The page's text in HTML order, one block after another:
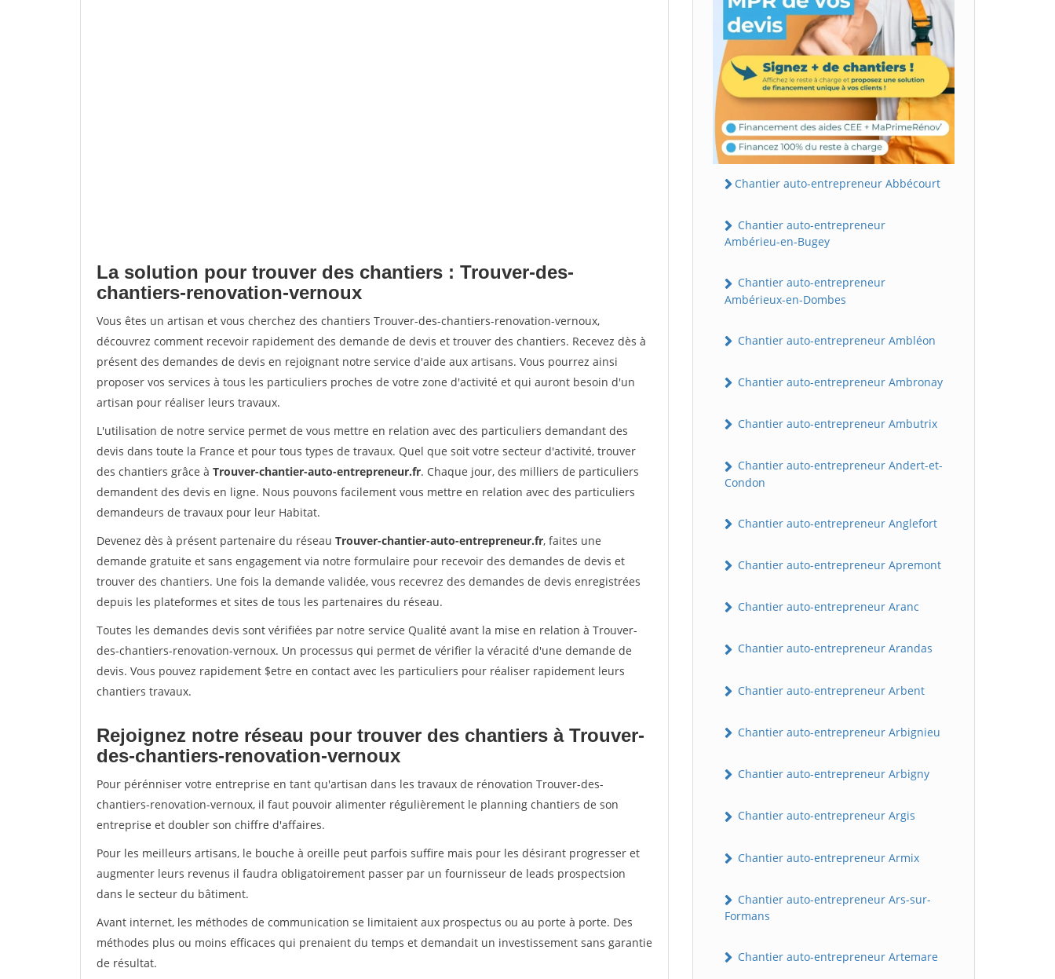
La solution pour trouver des chantiers : Trouver-des-
chantiers-renovation-vernoux
Vous êtes un artisan et vous cherchez des chantiers Trouver-des-chantiers-renovation-vernoux,
découvrez comment recevoir rapidement des demande de devis et trouver des chantiers. Recevez dès à
présent des demandes de devis en rejoignant notre service d'aide aux artisans. Vous pourrez ainsi
proposer vos services à tous les particuliers proches de votre zone d'activité et qui auront besoin d'un
artisan pour réaliser leurs travaux.
L'utilisation de notre service permet de vous mettre en relation avec des particuliers demandant des
devis dans toute la France et pour tous types de travaux. Quel que soit votre secteur d'activité, trouver
des chantiers grâce à Trouver-chantier-auto-entrepreneur.fr. Chaque jour, des milliers de particuliers
demandent des devis en ligne. Nous pouvons facilement vous mettre en relation avec des particuliers
demandeurs de travaux pour leur Habitat.
Devenez dès à présent partenaire du réseau Trouver-chantier-auto-entrepreneur.fr, faites une
demande gratuite et sans engagement via notre formulaire pour recevoir des demandes de devis et
trouver des chantiers. Une fois la demande validée, vous recevrez des demandes de devis enregistrées
depuis les plateformes et sites de tous les partenaires du réseau.
Toutes les demandes devis sont vérifiées par notre service Qualité avant la mise en relation à Trouver-
des-chantiers-renovation-vernoux. Un processus qui permet de vérifier la véracité d'une demande de
devis. Vous pouvez rapidement $etre en contact avec les particuliers pour réaliser rapidement leurs
chantiers travaux.
Rejoignez notre réseau pour trouver des chantiers à Trouver-
des-chantiers-renovation-vernoux
Pour pérénniser votre entreprise en tant qu'artisan dans les travaux de rénovation Trouver-des-
chantiers-renovation-vernoux, il faut pouvoir alimenter régulièrement le planning chantiers de son
entreprise et doubler son chiffre d'affaires.
Pour les meilleurs artisans, le bouche à oreille peut parfois suffire mais pour les désirant progresser et
augmenter leurs revenus il faudra obligatoirement passer par un fournisseur de leads prospectsion
dans le secteur du bâtiment.
Avant internet, les méthodes de communication se limitaient aux prospectus ou au porte à porte. Des
méthodes plus ou moins efficaces qui prenaient du temps et demandait un investissement sans garantie
de résultat.
Chantier auto-entrepreneur Abbécourt
Chantier auto-entrepreneur
Ambérieu-en-Bugey
Chantier auto-entrepreneur
Ambérieux-en-Dombes
Chantier auto-entrepreneur Ambléon
Chantier auto-entrepreneur Ambronay
Chantier auto-entrepreneur Ambutrix
Chantier auto-entrepreneur Andert-et-
Condon
Chantier auto-entrepreneur Anglefort
Chantier auto-entrepreneur Apremont
Chantier auto-entrepreneur Aranc
Chantier auto-entrepreneur Arandas
Chantier auto-entrepreneur Arbent
Chantier auto-entrepreneur Arbignieu
Chantier auto-entrepreneur Arbigny
Chantier auto-entrepreneur Argis
Chantier auto-entrepreneur Armix
Chantier auto-entrepreneur Ars-sur-
Formans
Chantier auto-entrepreneur Artemare